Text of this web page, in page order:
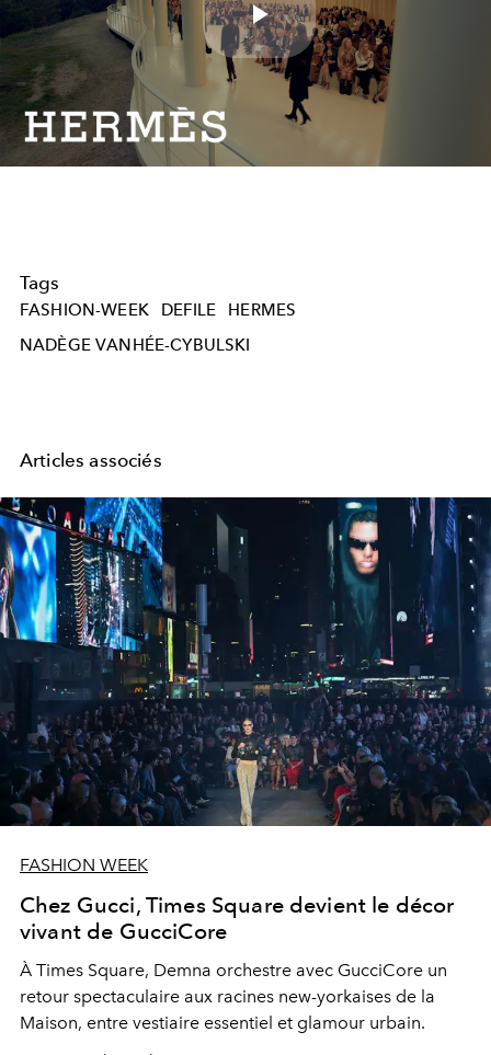
Play
Tags
FASHION-WEEK DEFILE
HERMES
NADÈGE VANHÉE-CYBULSKI
Articles associés
FASHION WEEK
Chez Gucci, Times Square devient le décor
vivant de GucciCore
À Times Square, Demna orchestre avec GucciCore un
retour spectaculaire aux racines new-yorkaises de la
Maison, entre vestiaire essentiel et glamour urbain.